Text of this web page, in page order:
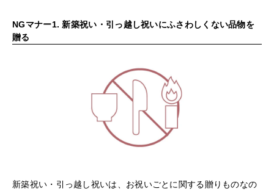
NGマナー1. 新築祝い・引っ越し祝いにふさわしくない品物を
贈る
新築祝い・引っ越し祝いは、お祝いごとに関する贈りものなの